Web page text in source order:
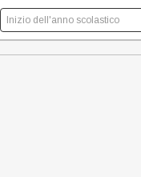
Inizio dell'anno scolastico